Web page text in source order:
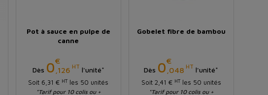
Pot à sauce en pulpe de
canne
Dès 0€
,126 HT l'unité*
Soit 6,31 € HT les 50 unités
*Tarif pour 10 colis ou +
Gobelet fibre de bambou
Dès 0€
,048 HT l'unité*
Soit 2,41 € HTles 50 unités
*Tarif pour 10 colis ou +